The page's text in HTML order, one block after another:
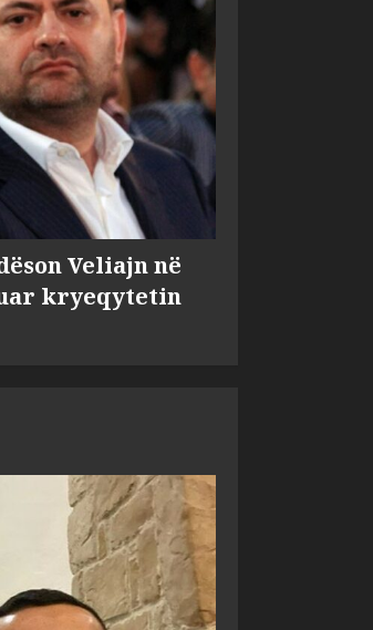
Veliajn në
kryeqytetin